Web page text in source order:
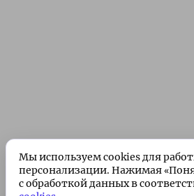
Мы используем cookies для
персонализации. Нажимая
с обработкой данных в